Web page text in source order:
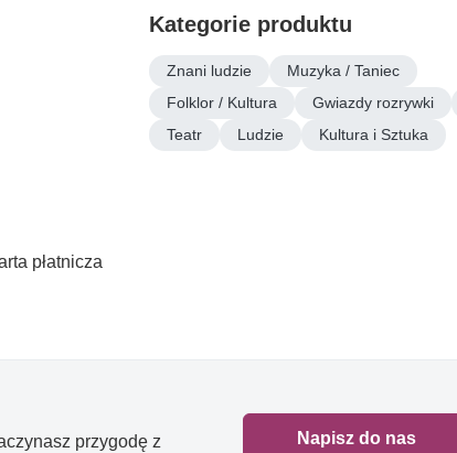
płatnicza
Kategorie produktu
Znani ludzie
Muzyka / Taniec
Folklor / Kultura
Gwiazdy rozrywki
Teatr
Ludzie Kultura i Sztuka
przygodę z
Napisz do nas